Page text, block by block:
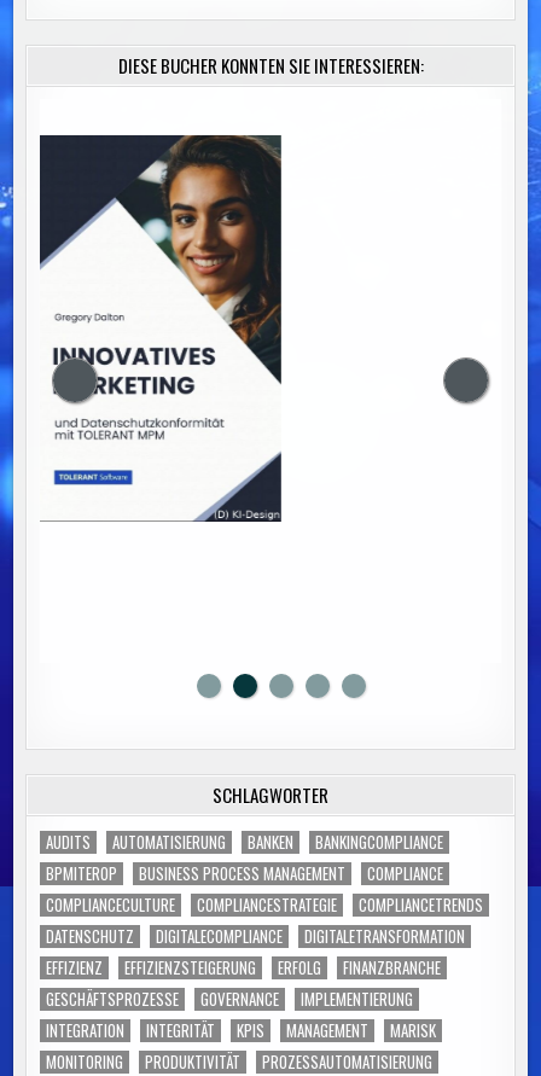
DIESE BÜCHER KÖNNTEN SIE INTERESSIEREN:
SCHLAGWÖRTER
AUDITS AUTOMATISIERUNG BANKEN
BANKINGCOMPLIANCE
BPMITEROP
BUSINESS PROCESS MANAGEMENT
COMPLIANCE
COMPLIANCECULTURE
COMPLIANCESTRATEGIE
COMPLIANCETRENDS
DATENSCHUTZ
DIGITALECOMPLIANCE
DIGITALETRANSFORMATION
EFFIZIENZ
EFFIZIENZSTEIGERUNG ERFOLG
FINANZBRANCHE
GESCHÄFTSPROZESSE
GOVERNANCE
IMPLEMENTIERUNG
INTEGRATION
INTEGRITÄT KPIS MANAGEMENT
MARISK
MONITORING
PRODUKTIVITÄT
PROZESSAUTOMATISIERUNG